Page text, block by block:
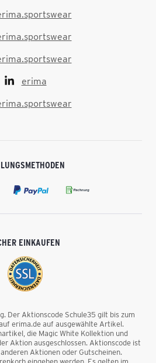
erima
EINKAUFEN
Der Aktionscode Schule35 gilt bis zum
auf erima.de auf ausgewählte Artikel.
die Magic White Kollektion und
Aktion ausgeschlossen. Aktionscode ist
Aktionen oder Gutscheinen.